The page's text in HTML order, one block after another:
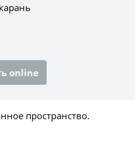
online
пространство.